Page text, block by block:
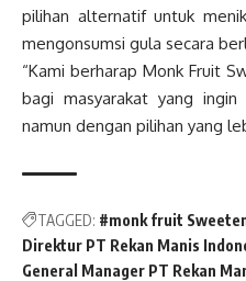
pilihan alternatif untuk
mengonsumsi gula secara
“Kami berharap Monk Fruit
bagi masyarakat yang
namun dengan pilihan yang
TAGGED: #monk fruit
Direktur PT Rekan Manis
General Manager PT Rekan